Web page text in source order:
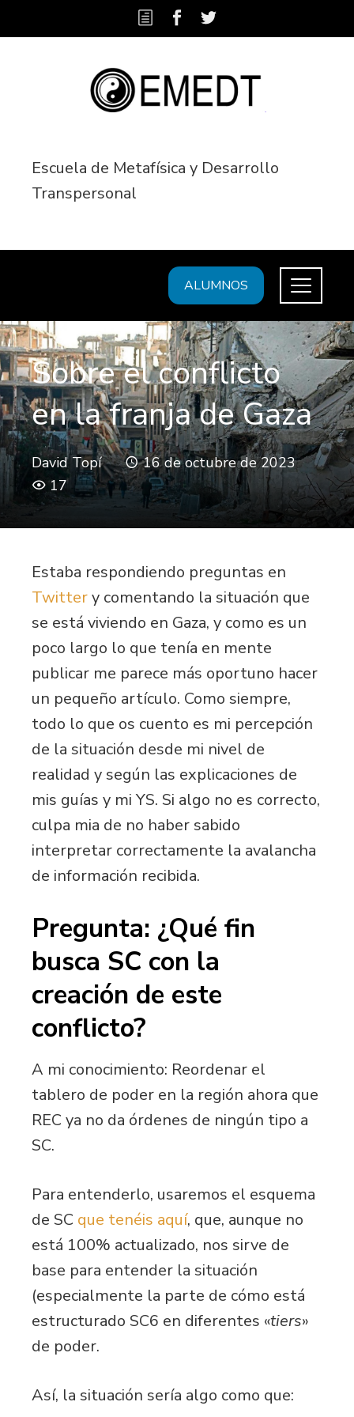
Escuela de Metafísica y Desarrollo
Transpersonal
ALUMNOS
Sobre el conflicto
en la franja de Gaza
David Topí
16 de octubre de 2023
17
Estaba respondiendo preguntas en
Twittery comentando la situación que
se está viviendo en Gaza, y como es un
poco largo lo que tenía en mente
publicar me parece más oportuno hacer
un pequeño artículo. Como siempre,
todo lo que os cuento es mi percepción
de la situación desde mi nivel de
realidad y según las explicaciones de
mis guías y mi YS. Si algo no es correcto,
culpa mia de no haber sabido
interpretar correctamente la avalancha
de información recibida.
Pregunta: ¿Qué fin
busca SC con la
creación de este
conflicto?
A mi conocimiento: Reordenar el
tablero de poder en la región ahora que
REC ya no da órdenes de ningún tipo a
SC.
Para entenderlo, usaremos el esquema
de SC que tenéis aquí, que, aunque no
está 100% actualizado, nos sirve de
base para entender la situación
(especialmente la parte de cómo está
estructurado SC6 en diferentes «tiers»
de poder.
Así, la situación sería algo como que: